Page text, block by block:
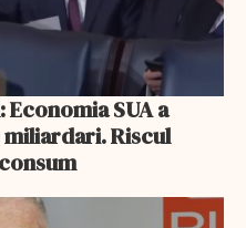
SUA a
Riscul